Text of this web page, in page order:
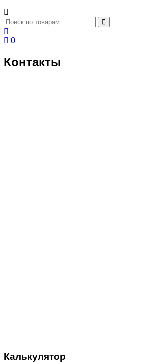
0
Контакты
Калькулятор